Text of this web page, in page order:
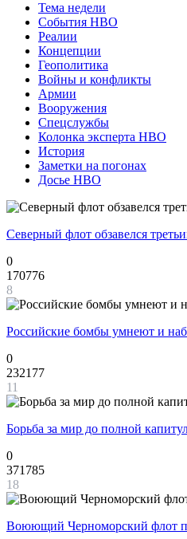
Тема недели
События НВО
Реалии
Концепции
Геополитика
Войны и конфликты
Армии
Вооружения
Спецслужбы
Колонка эксперта НВО
История
Заметки на погонах
Досье НВО
Северный флот обзавелся
0
170776
8
Российские бомбы умнеют и
0
232177
11
Борьба за мир до полной
0
371785
18
Воюющий Черноморский флот